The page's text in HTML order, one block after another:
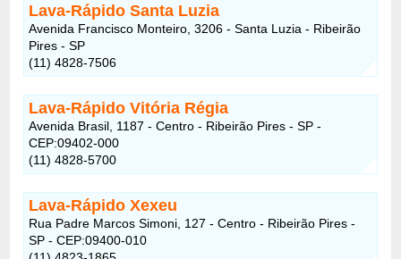
Lava-Rápido Santa Luzia
Avenida Francisco Monteiro, 3206 - Santa Luzia - Ribeirão
Pires - SP
(11) 4828-7506
Lava-Rápido Vitória Régia
Avenida Brasil, 1187 - Centro - Ribeirão Pires - SP -
CEP:09402-000
(11) 4828-5700
Lava-Rápido Xexeu
Rua Padre Marcos Simoni, 127 - Centro - Ribeirão Pires -
SP - CEP:09400-010